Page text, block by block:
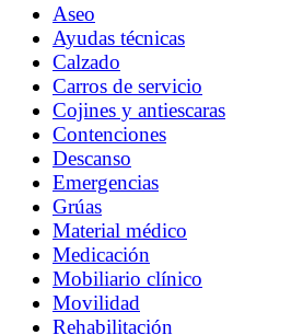
Aseo
Ayudas técnicas
Calzado
Carros de servicio
Cojines y antiescaras
Contenciones
Descanso
Emergencias
Grúas
Material médico
Medicación
Mobiliario clínico
Movilidad
Rehabilitación